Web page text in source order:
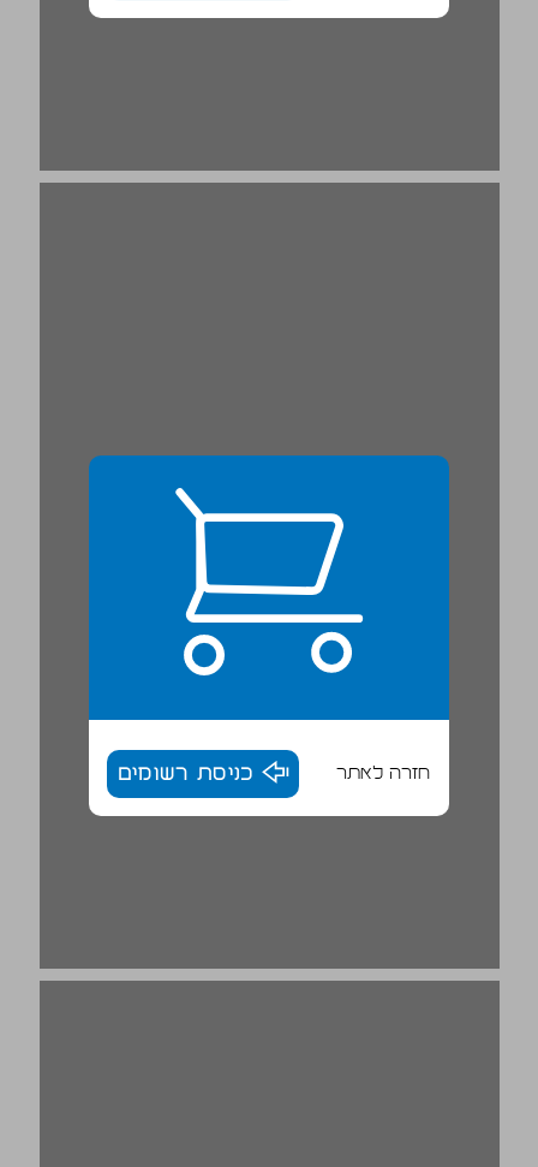
חזרה לאתר כניסת רשומים